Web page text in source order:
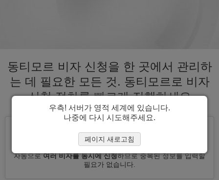
동티모르 비자 신청을 한 곳에서 관리하
는 데 필요한 모든 것. 동티모르로 비자
신청 절차를 빠르게 진행하세요
자동으로여러 비자를 동시에 신청하므로 중복된 정보를 입력할
필요가 없습니다.
우측! 서버가 영적 세계에 있습니다.
나중에 다시 시도해주세요.
페이지 새로고침